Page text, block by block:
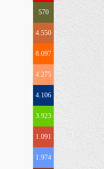
570
4.550
8.097
4.275
4.106
3.923
1.091
1.974